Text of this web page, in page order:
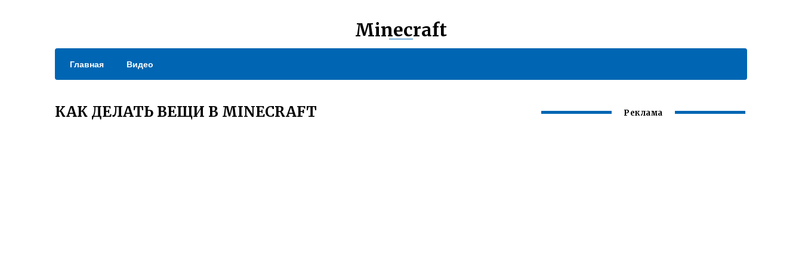
Minecraft
Главная Видео
КАК ДЕЛАТЬ ВЕЩИ В MINECRAFT Реклама